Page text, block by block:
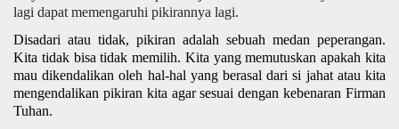
lagi dapat memengaruhi pikirannya lagi.
Disadari atau tidak, pikiran adalah sebuah medan peperangan.
Kita tidak bisa tidak memilih. Kita yang memutuskan apakah kita
mau dikendalikan oleh hal-hal yang berasal dari si jahat atau kita
mengendalikan pikiran kita agar sesuai dengan kebenaran Firman
Tuhan.